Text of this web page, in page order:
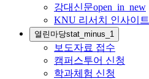
강대신문open_in_new
KNU 리서치 인사이트
열린마당stat_minus_1
보도자료 접수
캠퍼스투어 신청
학과체험 신청